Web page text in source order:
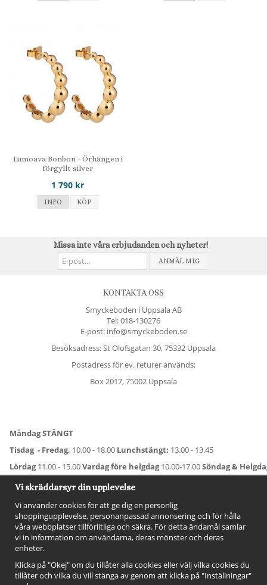
Lumoava Bonbon - Örhängen i
förgyllt silver
1 790 kr
INFO KÖP
Missa inte våra erbjudanden och nyheter!
ANMÄL MIG
KONTAKTA OSS
Smyckeboden i Uppsala AB
Tel:018-130276
E-post: info@smyckeboden.se
Besöksadress: St Olofsgatan 30, 75332 Uppsala
Postadress för ev. returer används:
Box 2017, 75002 Uppsala
Måndag STÄNGT
Tisdag - Fredag, 10.00 - 18.00 Lunchstängt: 13.00 - 13.45
Lördag11.00 - 15.00Vardag före helgdag10.00-17.00Söndag &
För avvikande öppettider:Titta här
Vi skräddarsyr din upplevelse
Vi använder cookies för att ge dig en personlig
shoppingupplevelse, personanpassad annonsering och för hålla
våra webbplatser tillförlitliga och säkra. För detta ändamål samlar
vi in information om användarna, deras mönster och deras
enheter.
Klicka på "Okej" om du tillåter alla cookies eller välj vilka cookies du
tillåter och vilka du vill stänga av genom att klicka på "Inställningar"